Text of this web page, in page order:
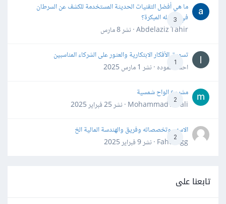
3
ما هي أفضل التقنيات الحديثة المستخدمة للكشف عن السرطان
في مراحله المبكرة؟
Abdelaziz Tahir · نشر
8 مارس
1
تسويق الأفكار الابتكارية والعثور على الشركاء المناسبين
احمد حموده · نشر 1 مارس 2025
2
مشروع الواح شمسية
Mohammad Awali · نشر
25 فبراير 2025
2
الاسهم وتخصصاته وفريق والهندسة المالية الخ
Fahd Ggg · نشر
9 فبراير 2025
تابعنا على